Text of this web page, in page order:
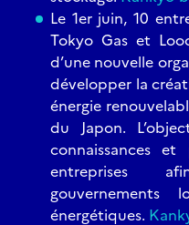
Le 1er juin, 10
Tokyo Gas et
d’une nouvelle
développer la
énergie
du Japon.
connaissances
entreprises
gouvernements
énergétiques.